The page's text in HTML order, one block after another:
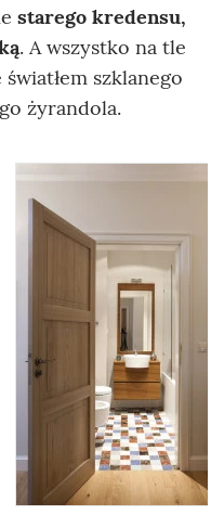
starego kredensu,
. A wszystko na tle
szklanego
żyrandola.